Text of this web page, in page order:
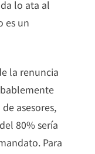
lo ata al
es un
la renuncia
asesores,
80% sería
Para